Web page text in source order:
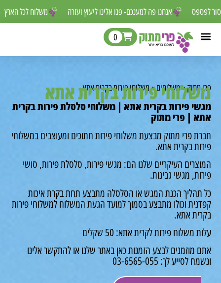
משלוח לכל אנחנו פה למענכם- פנו אלינו ליעוץ ועזרה שאסור לפספס
0
»משלוחים»משלוחי פירות בקרית אתא
פירות בקרית אתא
פירות בקרית אתא | משלוחי סלסלת פירות בקרית
| פרי מתוק
פרי מתוק מבצעת משלוחי פירות חתוכים ומעוצבים במשלוחי
בקרית אתא.
העיקריים שלנו הם: מגשי פירות, סלסלת פירות, סושי
מגשי גבינות.
הכנת המגש או הסלסלה מתבצע תחת בקרת איכות
וכולו מתבצע בסמוך למועד הגעת המשלוח למשלוחי פירות
אתא.
משלוח פירות לקרית אתא: 50 שקלים
מוזמנים לבצע הזמנות כאן באתר שלנו או להתקשר אלינו
לך: 03-6565-055